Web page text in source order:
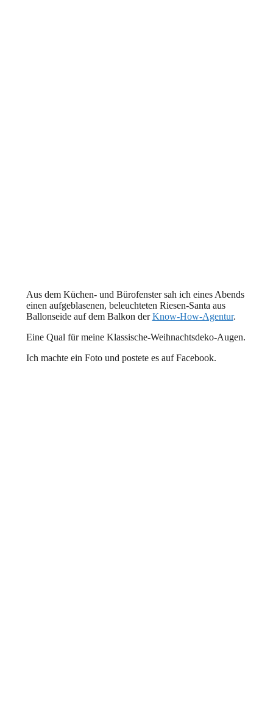
Aus dem Küchen- und Bürofenster sah ich eines Abends
einen aufgeblasenen, beleuchteten Riesen-Santa aus
Ballonseide auf dem Balkon derKnow-How-Agentur.
Eine Qual für meine Klassische-Weihnachtsdeko-Augen.
Ich machte ein Foto und postete es auf Facebook.